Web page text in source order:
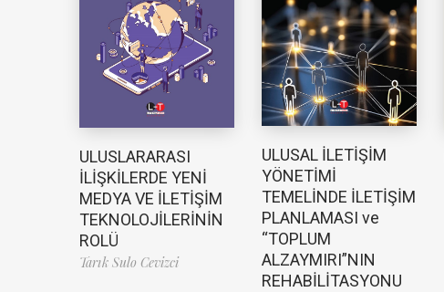
ULUSLARARASI
İLİŞKİLERDE YENİ
MEDYA VE İLETİŞİM
TEKNOLOJİLERİNİN
ROLÜ
Tarık Sulo Cevizci
ULUSAL İLETİŞİM
YÖNETİMİ
TEMELİNDE İLETİŞİM
PLANLAMASI ve
“TOPLUM
ALZAYMIRI”NIN
REHABİLİTASYONU